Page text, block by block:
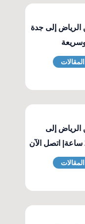
إلى جدة
المقالات
إلى
المقالات